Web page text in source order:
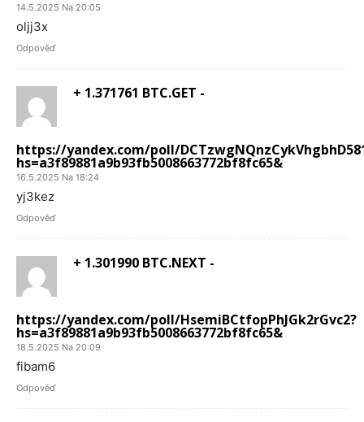
14.5.2025 Na 20:05
oljj3x
Odpověď
+ 1.371761 BTC.GET -
https://yandex.com/poll/
hs=a3f89881a9b93fb5008663772bf8fc65&
16.5.2025 Na 18:24
yj3kez
Odpověď
+ 1.301990 BTC.NEXT -
https://yandex.com/poll/HsemiBCtfopPhJGk2rGvc2?
hs=a3f89881a9b93fb5008663772bf8fc65&
18.5.2025 Na 20:09
fibam6
Odpověď